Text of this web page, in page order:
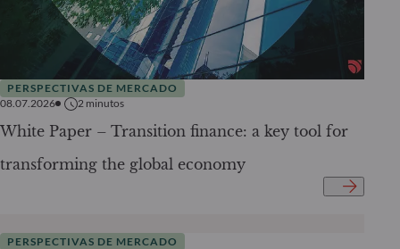
PERSPECTIVAS DE MERCADO
08.07.2026
2 minutos
White Paper – Transition finance: a key tool for
transforming the global economy
PERSPECTIVAS DE MERCADO